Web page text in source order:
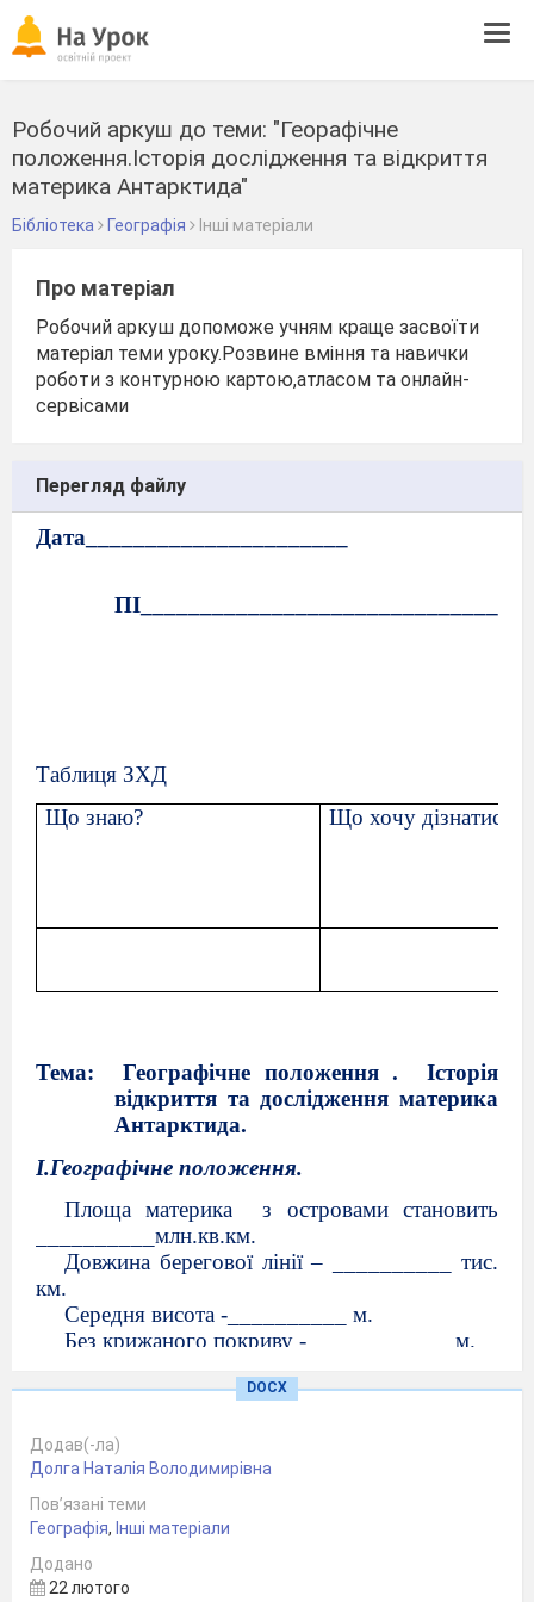
Робочий аркуш до теми: "Георафічне
положення.Історія дослідження та відкриття
материка Антарктида"
Бібліотека Географія Інші матеріали
Про матеріал
Робочий аркуш допоможе учням краще засвоїти
матеріал теми уроку.Розвине вміння та навички
роботи з контурною картою,атласом та онлайн-
сервісами
Перегляд файлу
Дата______________________
Таблиця ЗХД
Що знаю?
Що хочу дізнатися?
Тема: Географічне положення .
Історія
відкриття та дослідження материка
Антарктида.
І.Географічне положення.
Площа материка
з островами становить
__________млн.кв.км.
Довжина берегової лінії – __________ тис.
км.
Середня висота -__________ м.
Без крижаного покриву -____________ м.
ІІ.Історія відкриття та дослідження
Дослідники,експедиції
DOCX
Додав(-ла)
Долга Наталія Володимирівна
Пов’язані теми
Географія, Інші матеріали
Додано
22 лютого